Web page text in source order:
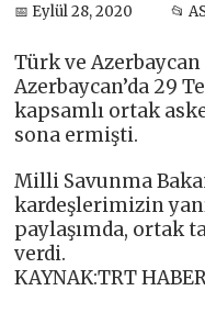
📅 Eylül 28, 2020 📂
Türk ve
Azerbaycan’da 29
kapsamlı ortak
sona ermişti.
Milli Savunma
kardeşlerimizin
paylaşımda, ortak
verdi.
KAYNAK:TRT